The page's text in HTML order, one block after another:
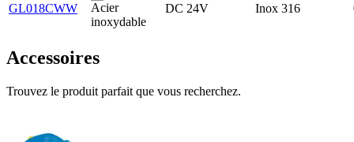
GL018CWW
Acier
inoxydable
DC 24V Inox 316
Accessoires
Trouvez le produit parfait que vous recherchez.